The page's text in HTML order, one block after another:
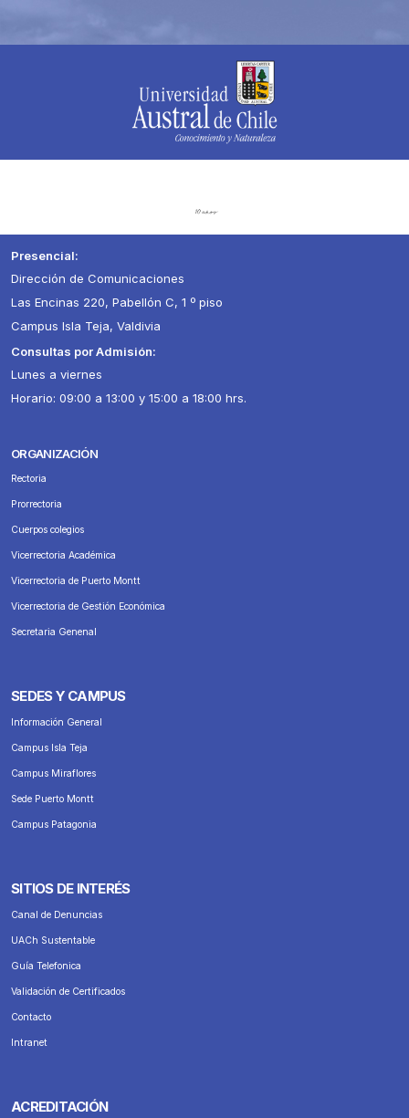
Presencial:
Dirección de Comunicaciones
Las Encinas 220, Pabellón C, 1 º piso
Campus Isla Teja, Valdivia
Consultas por Admisión:
Lunes a viernes
Horario: 09:00 a 13:00 y 15:00 a 18:00 hrs.
ORGANIZACIÓN
Rectoria
Prorrectoria
Cuerpos colegios
Vicerrectoria Académica
Vicerrectoria de Puerto Montt
Vicerrectoria de Gestión Económica
Secretaria Genenal
SEDES Y CAMPUS
Información General
Campus Isla Teja
Campus Miraflores
Sede Puerto Montt
Campus Patagonia
SITIOS DE INTERÉS
Canal de Denuncias
UACh Sustentable
Guía Telefonica
Validación de Certificados
Contacto
Intranet
ACREDITACIÓN